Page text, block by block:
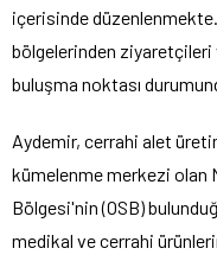
içerisinde
bölgelerinden ziyaretçileri
buluşma noktası
Aydemir, cerrahi alet
kümelenme merkezi olan
Bölgesi'nin (OSB)
medikal ve cerrahi